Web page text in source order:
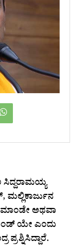
ಸಿದ್ದರಾಮಯ್ಯ
ಮಲ್ಲಿಕಾರ್ಜುನ
ಅಥವಾ
ಯೇ ಎಂದು
ಪ್ರಶ್ನಿಸಿದ್ದಾರೆ.